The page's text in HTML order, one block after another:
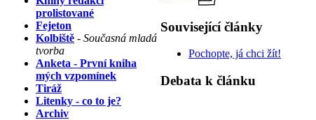
prolistované
Fejeton
Kolbiště - Současná mladá
tvorba
Anketa - První kniha
mých vzpomínek
Tiráž
Litenky - co to je?
Archiv
Související články
Pochopte, já chci žít!
Debata k článku